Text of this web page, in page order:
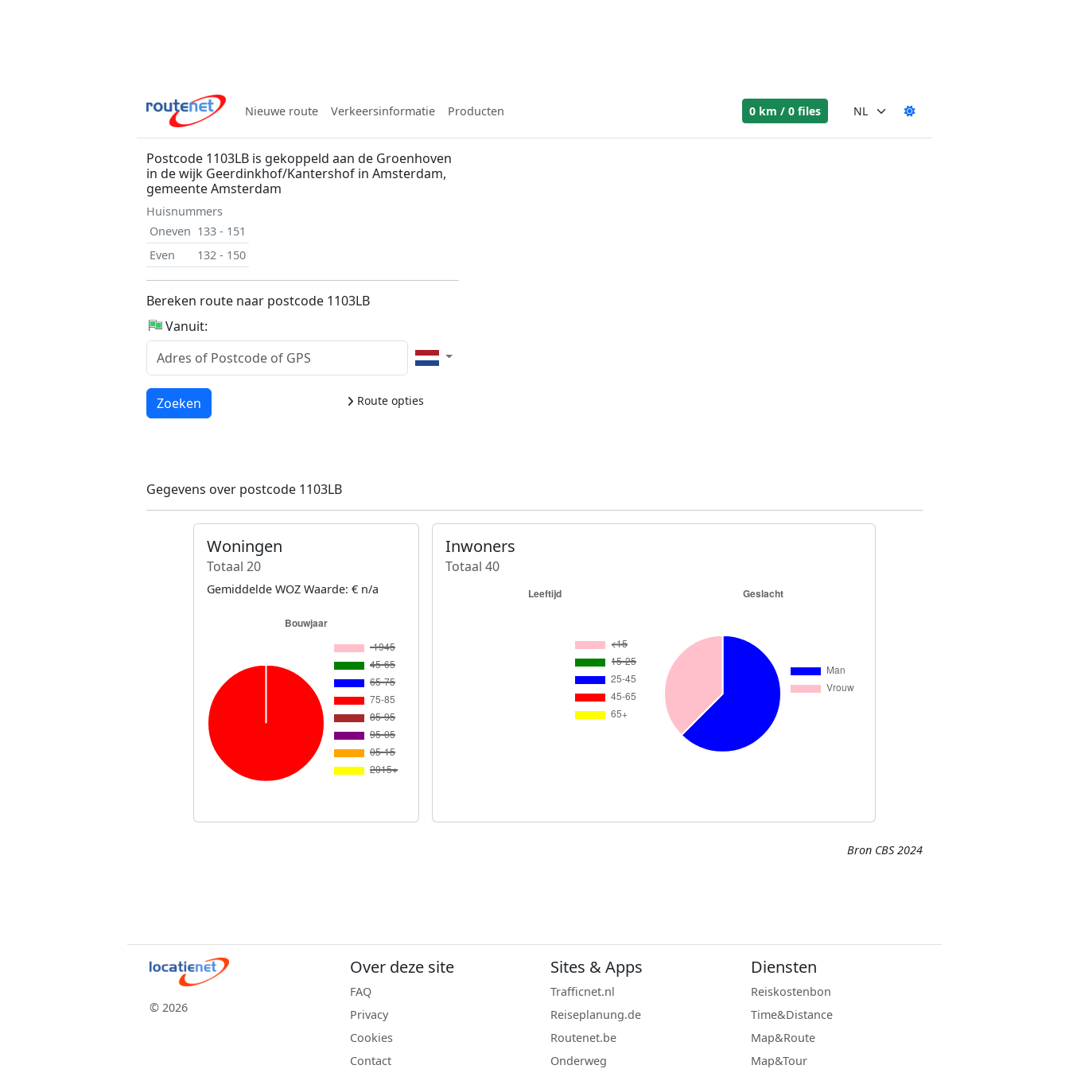
Nieuwe route Verkeersinformatie Producten 0 km / 0 files
Postcode 1103LB is gekoppeld aan de Groenhoven
in de wijk Geerdinkhof/Kantershof in Amsterdam,
gemeente Amsterdam
Huisnummers
Oneven 133 - 151
Even
132 - 150
Bereken route naar postcode 1103LB
Vanuit:
Route opties
Laden...
Zoeken
Gegevens over postcode 1103LB
Woningen
Totaal 20
Gemiddelde WOZ Waarde: € n/a
Inwoners
Totaal 40
Bron CBS 2024
© 2026
Over deze site
FAQ
Privacy
Cookies
Contact
Sites & Apps
Trafficnet.nl
Reiseplanung.de
Routenet.be
Onderweg
Diensten
Reiskostenbon
Time&Distance
Map&Route
Map&Tour